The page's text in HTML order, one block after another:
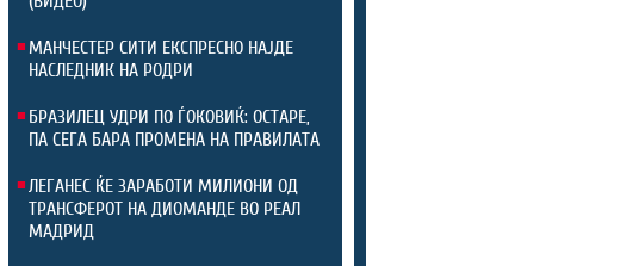
МАНЧЕСТЕР СИТИ ЕКСПРЕСНО НАЈДЕ
НАСЛЕДНИК НА РОДРИ
БРАЗИЛЕЦ УДРИ ПО ЃОКОВИЌ: ОСТАРЕ,
ПА СЕГА БАРА ПРОМЕНА НА ПРАВИЛАТА
ЛЕГАНЕС ЌЕ ЗАРАБОТИ МИЛИОНИ ОД
ТРАНСФЕРОТ НА ДИОМАНДЕ ВО РЕАЛ
МАДРИД